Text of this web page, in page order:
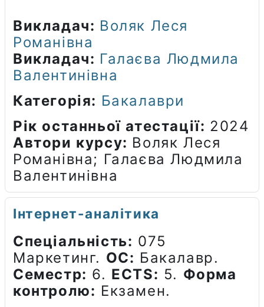
Викладач: Воляк Леся
Романівна
Викладач: Галаєва Людмила
Валентинівна
Категорія: Бакалаври
Рік останньої атестації: 2024
Автори курсу: Воляк Леся
Романівна; Галаєва Людмила
Валентинівна
Інтернет-аналітика
Спеціальність: 075
Маркетинг. ОС: Бакалавр.
Семестр: 6. ECTS: 5. Форма
контролю: Екзамен.